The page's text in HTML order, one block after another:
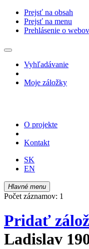
Prejsť na obsah
Prejsť na menu
Prehlásenie o
Vyhľadávanie
Moje záložky
O projekte
Kontakt
SK
EN
Hlavné menu
Počet záznamov: 1
Pridať
Ladislav